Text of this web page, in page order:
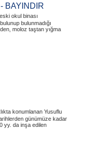
BAYINDIR
okul binası
bulunmadığı
moloz taştan yığma
konumlanan Yusuflu
günümüze kadar
yy. da inşa edilen